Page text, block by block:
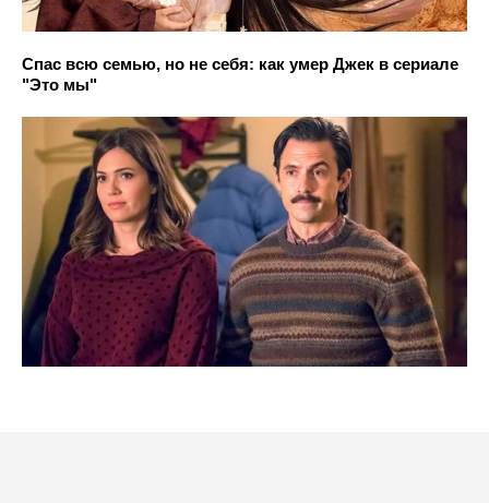
Спас всю семью, но не себя: как умер Джек в сериале
"Это мы"